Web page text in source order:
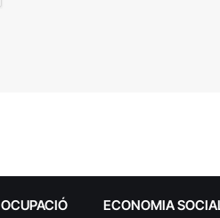
OCUPACIÓ ECONOMIA